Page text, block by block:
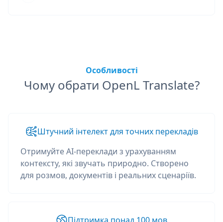
Особливості
Чому обрати OpenL Translate?
Штучний інтелект для точних перекладів
Отримуйте AI-переклади з урахуванням
контексту, які звучать природно. Створено
для розмов, документів і реальних сценаріїв.